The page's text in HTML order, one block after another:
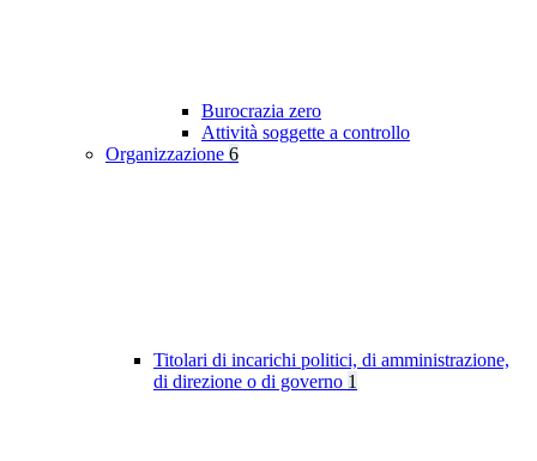
Burocrazia zero
Attività soggette a controllo
Organizzazione 6
Titolari di incarichi politici, di amministrazione,
di direzione o di governo 1